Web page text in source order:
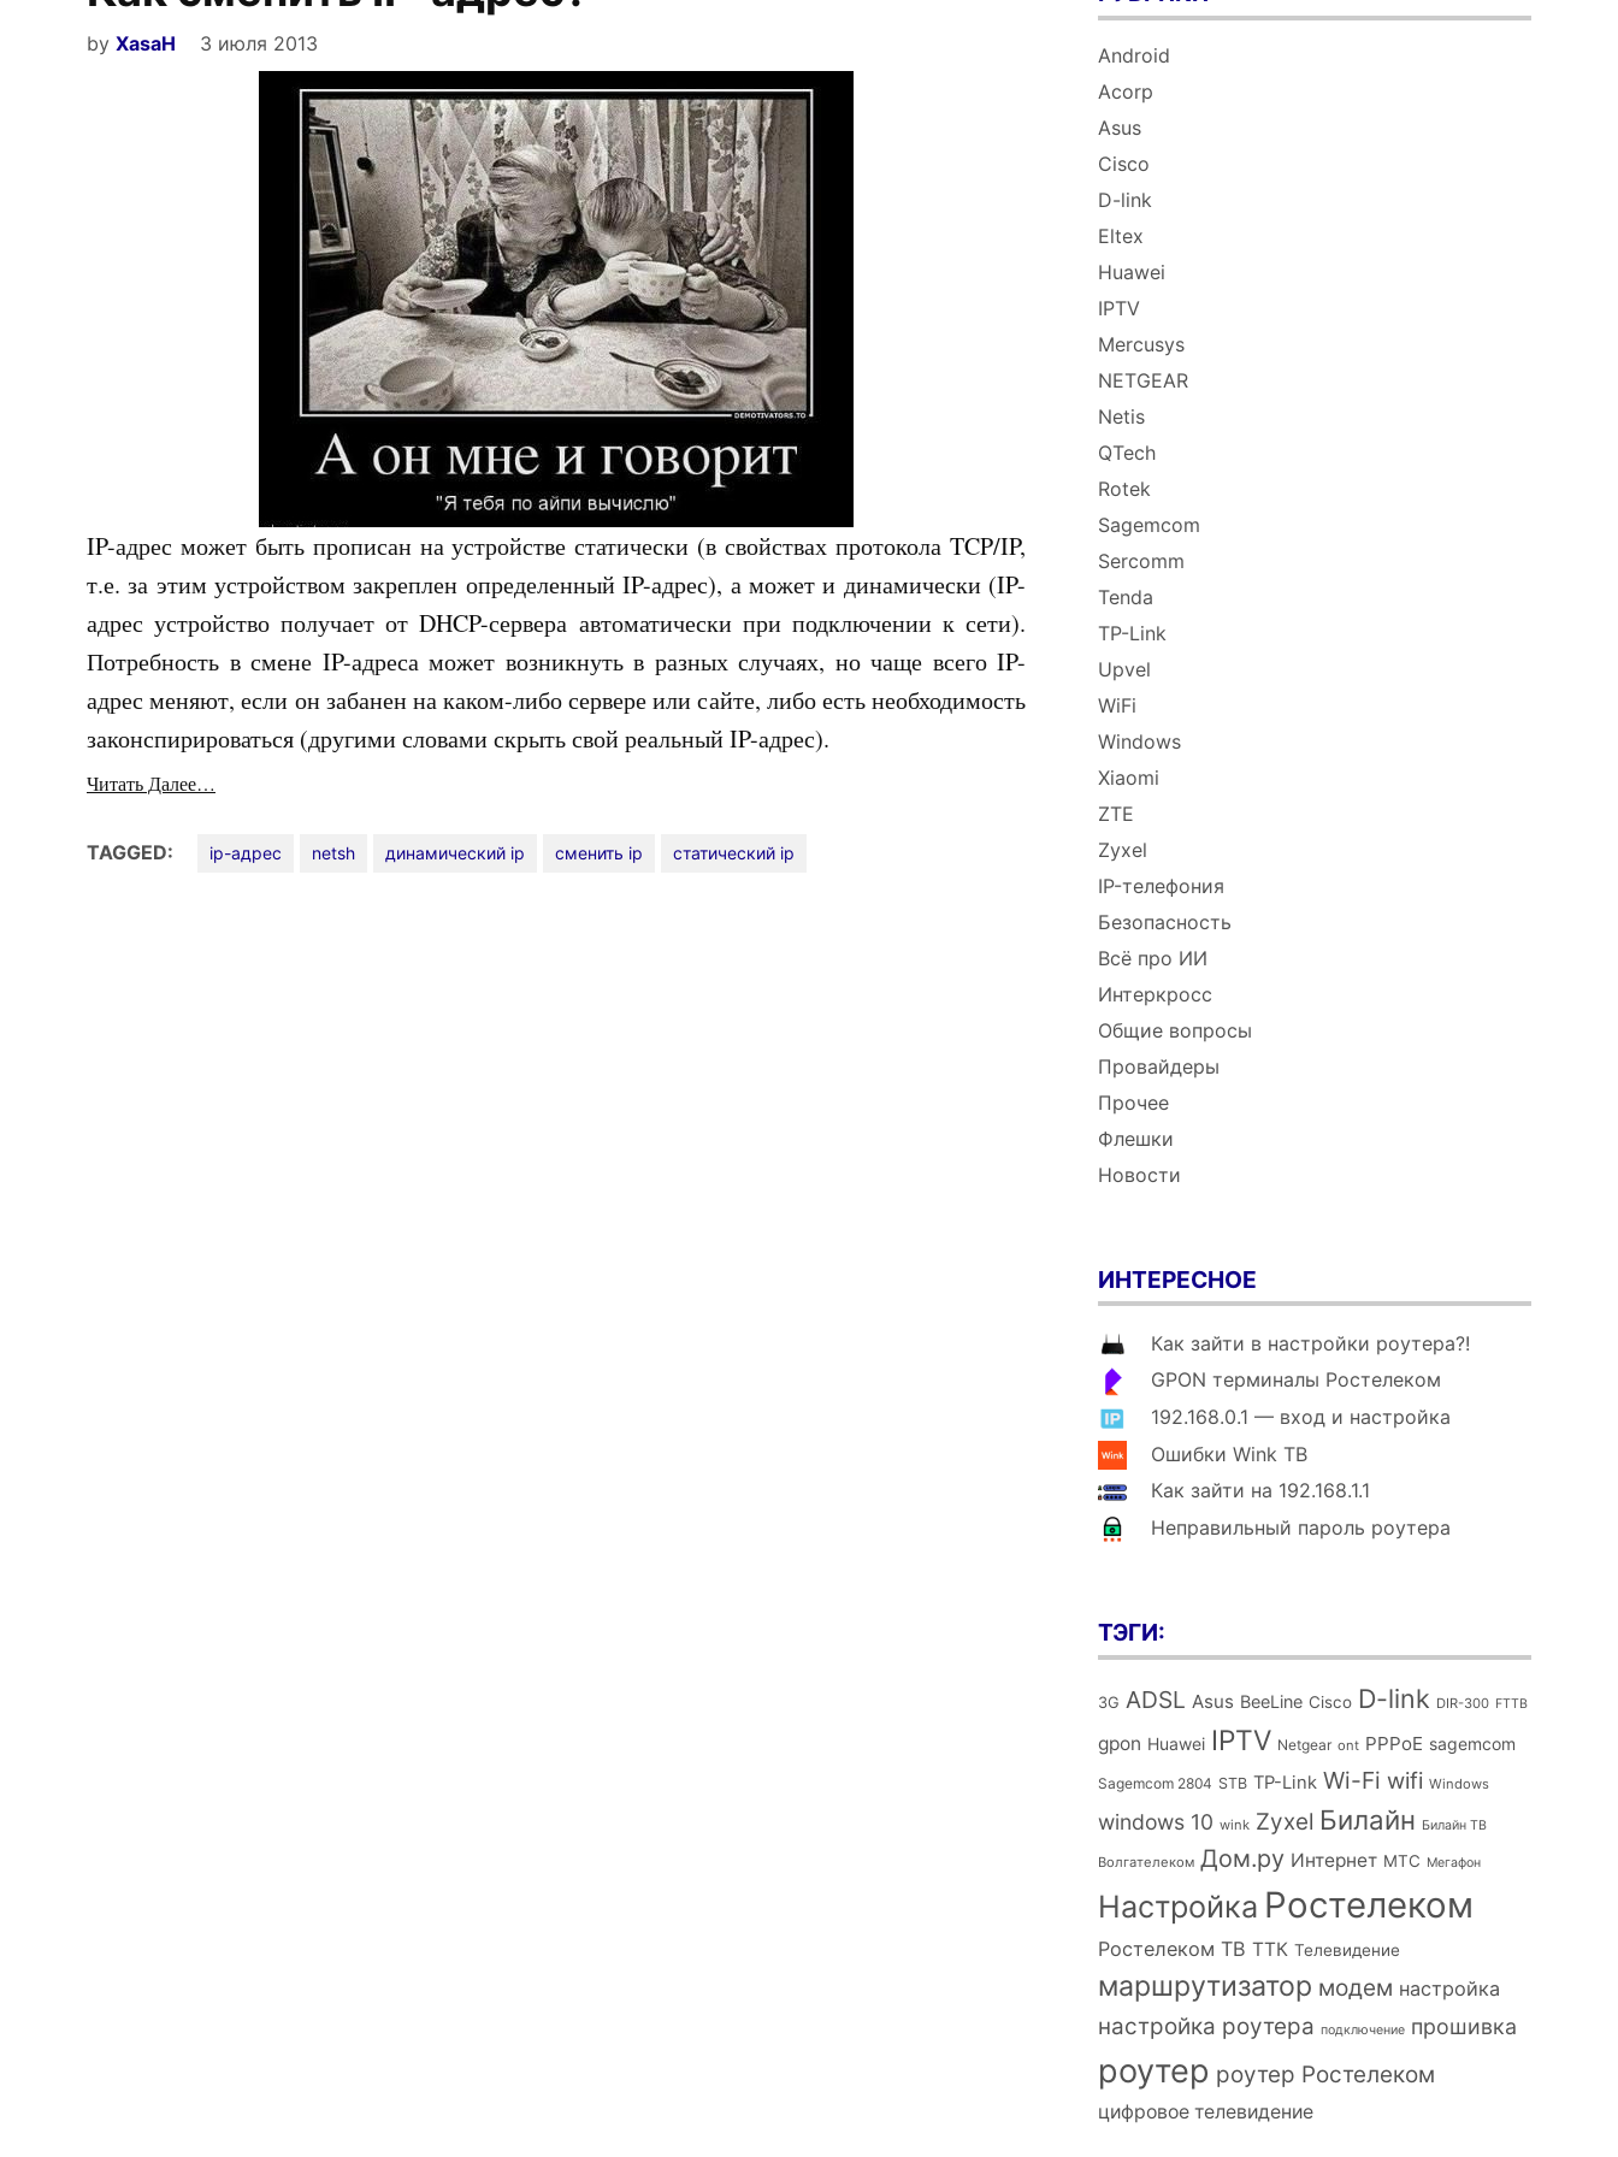
by XasaH 3 июля 2013
IP-адрес может быть прописан на устройстве статически (в свойствах протокола TCP/IP,
т.е. за этим устройством закреплен определенный IP-адрес), а может и динамически (IP-
адрес устройство получает от DHCP-сервера автоматически при подключении к сети).
Потребность в смене IP-адреса может возникнуть в разных случаях, но чаще всего IP-
адрес меняют, если он забанен на каком-либо сервере или сайте, либо есть необходимость
законспирироваться (другими словами скрыть свой реальный IP-адрес).
Читать Далее…
TAGGED: ip-адрес netsh динамический ip сменить ip статический ip
Android
Acorp
Asus
Cisco
D-link
Eltex
Huawei
IPTV
Mercusys
NETGEAR
Netis
QTech
Rotek
Sagemcom
Sercomm
Tenda
TP-Link
Upvel
WiFi
Windows
Xiaomi
ZTE
Zyxel
IP-телефония
Безопасность
Всё про ИИ
Интеркросс
Общие вопросы
Провайдеры
Прочее
Флешки
Новости
ИНТЕРЕСНОЕ
Как зайти в настройки роутера?!
GPON терминалы Ростелеком
192.168.0.1 — вход и настройка
Ошибки Wink ТВ
Как зайти на 192.168.1.1
Неправильный пароль роутера
ТЭГИ:
3G ADSL Asus BeeLine Cisco D-link DIR-300 FTTB
gpon Huawei IPTV Netgear ont PPPoE sagemcom
Sagemcom 2804 STB TP-Link Wi-Fi wifi Windows
windows 10 wink Zyxel Билайн Билайн ТВ
Волгателеком Дом.ру Интернет МТС Мегафон
Настройка Ростелеком
Ростелеком ТВ ТТК Телевидение
маршрутизатор модем настройка
настройка роутера подключение прошивка
роутер роутер Ростелеком
цифровое телевидение